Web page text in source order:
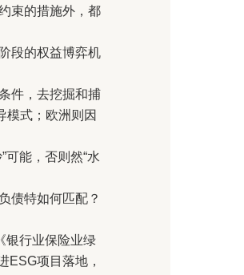
束的措施外，都
段的权益博弈机
件，去挖掘和捕
模式；欧洲则因
能，否则然“水
债特如何匹配？
银行业保险业绿
ESG项目落地，